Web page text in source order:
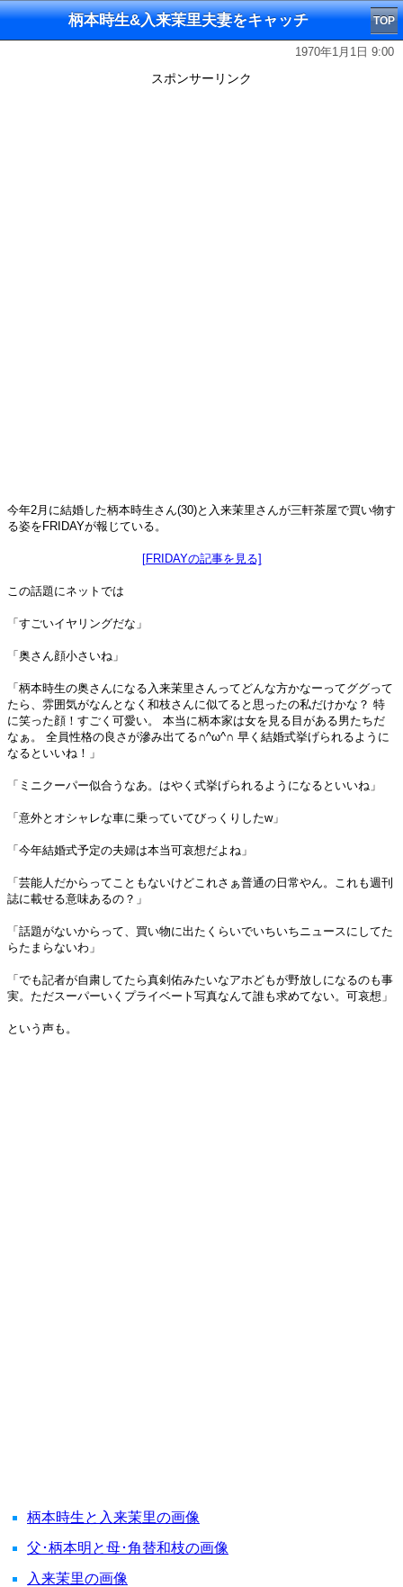
柄本時生&入来茉里夫妻をキャッチ TOP
1970年1月1日 9:00
スポンサーリンク
今年2月に結婚した柄本時生さん(30)と入来茉里さんが三軒茶屋で買い物す
る姿をFRIDAYが報じている。
[FRIDAYの記事を見る]
この話題にネットでは
「すごいイヤリングだな」
「奥さん顔小さいね」
「柄本時生の奥さんになる入来茉里さんってどんな方かなーってググって
たら、雰囲気がなんとなく和枝さんに似てると思ったの私だけかな？ 特
に笑った顔！すごく可愛い。 本当に柄本家は女を見る目がある男たちだ
なぁ。 全員性格の良さが滲み出てる∩^ω^∩ 早く結婚式挙げられるように
なるといいね！」
「ミニクーパー似合うなあ。はやく式挙げられるようになるといいね」
「意外とオシャレな車に乗っていてびっくりしたw」
「今年結婚式予定の夫婦は本当可哀想だよね」
「芸能人だからってこともないけどこれさぁ普通の日常やん。これも週刊
誌に載せる意味あるの？」
「話題がないからって、買い物に出たくらいでいちいちニュースにしてた
らたまらないわ」
「でも記者が自粛してたら真剣佑みたいなアホどもが野放しになるのも事
実。ただスーパーいくプライベート写真なんて誰も求めてない。可哀想」
という声も。
柄本時生と入来茉里の画像
父･柄本明と母･角替和枝の画像
入来茉里の画像